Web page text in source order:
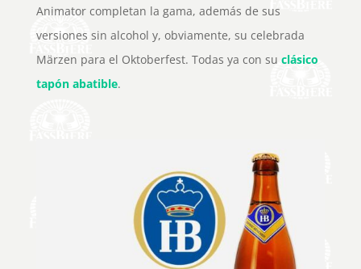
Animator completan la gama, además de sus
versiones sin alcohol y, obviamente, su celebrada
Märzen para el Oktoberfest. Todas ya con su clásico
tapón abatible.